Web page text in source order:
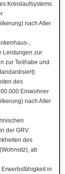
Kreislaufsystems
nach Alter
,
Leistungen zur
zur Teilhabe und
des
Einwohner
nach Alter
der GRV
des
ab
in